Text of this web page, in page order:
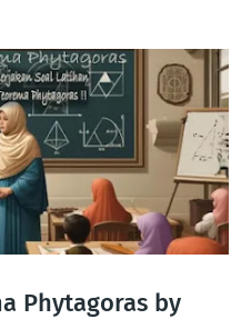
Phytagoras by